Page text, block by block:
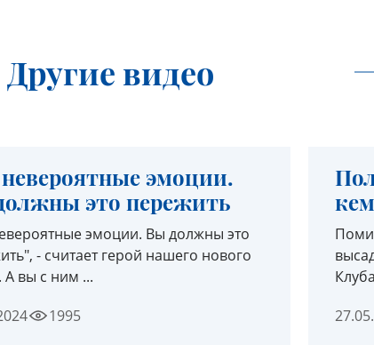
Другие видео
эмоции.
это пережить
эмоции. Вы должны это
- считает герой нашего нового
А вы с ним ...
1995